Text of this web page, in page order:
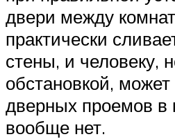
двери между
практически
стены, и человеку,
обстановкой, может
дверных проемов в
вообще нет.